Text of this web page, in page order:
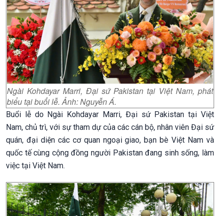
Ngài Kohdayar Marri, Đại sứ Pakistan tại Việt Nam, phát
biểu tại buổi lễ. Ảnh: Nguyễn Á.
Buổi lễ do Ngài Kohdayar Marri, Đại sứ Pakistan tại Việt
Nam, chủ trì, với sự tham dự của các cán bộ, nhân viên Đại sứ
quán, đại diện các cơ quan ngoại giao, bạn bè Việt Nam và
quốc tế cùng cộng đồng người Pakistan đang sinh sống, làm
việc tại Việt Nam.